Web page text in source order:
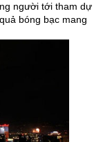
người tới tham dự
bóng bạc mang